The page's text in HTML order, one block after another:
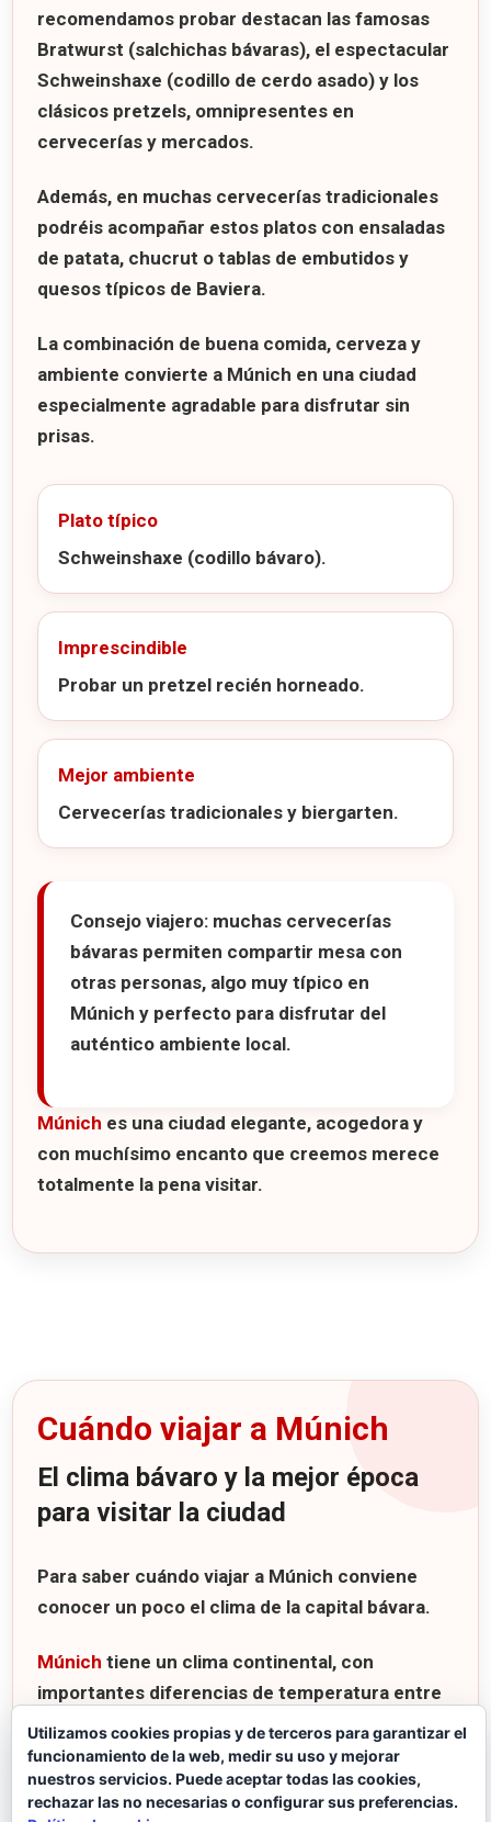
recomendamos probar destacan las famosas
Bratwurst (salchichas bávaras), el espectacular
Schweinshaxe (codillo de cerdo asado) y los
clásicos pretzels, omnipresentes en
cervecerías y mercados.
Además, en muchas cervecerías tradicionales
podréis acompañar estos platos con ensaladas
de patata, chucrut o tablas de embutidos y
quesos típicos de Baviera.
La combinación de buena comida, cerveza y
ambiente convierte a Múnich en una ciudad
especialmente agradable para disfrutar sin
prisas.
Plato típico
Schweinshaxe (codillo bávaro).
Imprescindible
Probar un pretzel recién horneado.
Mejor ambiente
Cervecerías tradicionales y biergarten.
Consejo viajero: muchas cervecerías
bávaras permiten compartir mesa con
otras personas, algo muy típico en
Múnich y perfecto para disfrutar del
auténtico ambiente local.
Múnich es una ciudad elegante, acogedora y
con muchísimo encanto que creemos merece
totalmente la pena visitar.
Cuándo viajar a Múnich
El clima bávaro y la mejor época
para visitar la ciudad
Para saber cuándo viajar a Múnich conviene
conocer un poco el clima de la capital bávara.
Múnich tiene un clima continental, con
importantes diferencias de temperatura entre
el día y la noche y con cambios meteorológicos
bastante rápidos.
Utilizamos cookies propias y de terceros para garantizar el
funcionamiento de la web, medir su uso y mejorar
nuestros servicios. Puede aceptar todas las cookies,
rechazar las no necesarias o configurar sus preferencias.